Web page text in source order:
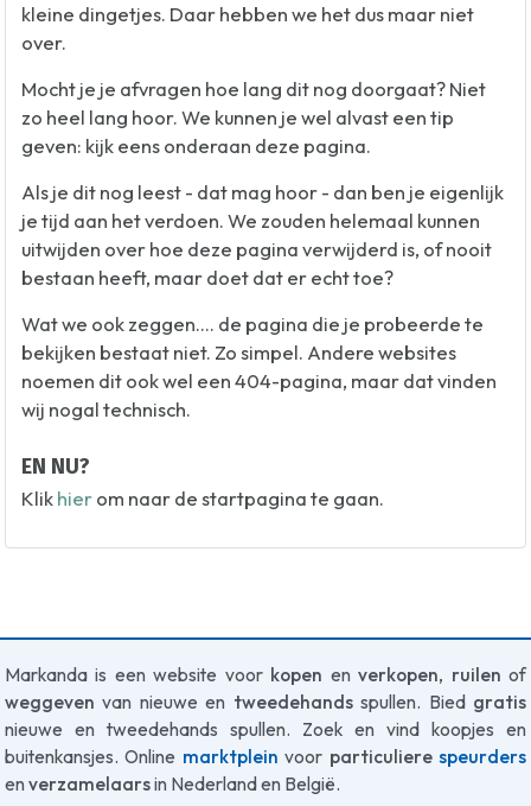
kleine dingetjes. Daar hebben we het dus maar niet
over.
Mocht je je afvragen hoe lang dit nog doorgaat? Niet
zo heel lang hoor. We kunnen je wel alvast een tip
geven: kijk eens onderaan deze pagina.
Als je dit nog leest - dat mag hoor - dan ben je eigenlijk
je tijd aan het verdoen. We zouden helemaal kunnen
uitwijden over hoe deze pagina verwijderd is, of nooit
bestaan heeft, maar doet dat er echt toe?
Wat we ook zeggen.... de pagina die je probeerde te
bekijken bestaat niet. Zo simpel. Andere websites
noemen dit ook wel een 404-pagina, maar dat vinden
wij nogal technisch.
EN NU?
Klik hier om naar de startpagina te gaan.
Markanda is een website voor kopen enverkopen, ruilen of
weggeven van nieuwe en tweedehandsspullen. Bied gratis
nieuwe en tweedehands spullen. Zoek en vind koopjes en
buitenkansjes. Online marktplein voor particulierespeurders
en verzamelaarsin Nederland en België.